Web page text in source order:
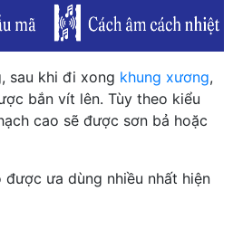
sau khi đi xong khung xương,
bắn vít lên. Tùy theo kiểu
cao sẽ được sơn bả hoặc
ưa dùng nhiều nhất hiện